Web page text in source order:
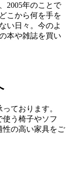
2005年のことで
こから何を手を
い日々。今のよ
本や雑誌を買い
ております。
う椅子やソフ
性の高い家具をご